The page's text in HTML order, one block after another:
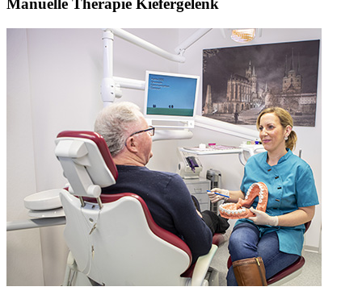
Manuelle Therapie Kiefergelenk